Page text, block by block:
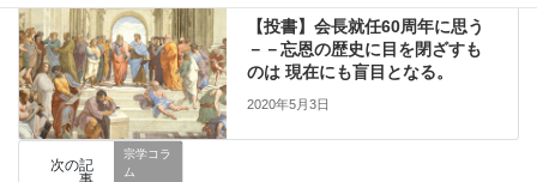
【投書】会長就任60周年に思う
－－忘恩の歴史に目を閉ざすも
のは 現在にも盲目となる。
2020年5月3日
宗学コラ
ム
次の記